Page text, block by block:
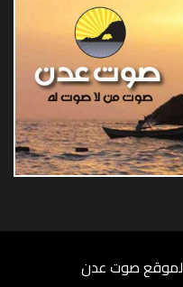
لموقع صوت عدن